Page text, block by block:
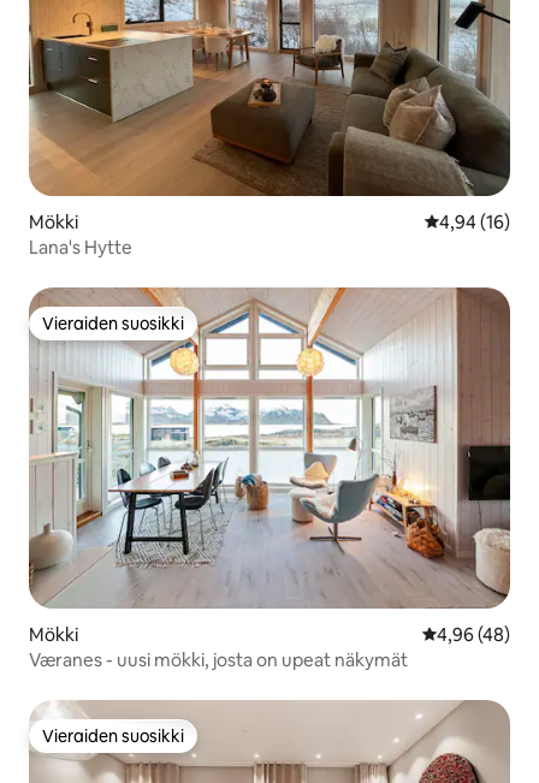
Mökki
4,94 (16)
Lana's Hytte
Vieraiden suosikki
Vieraiden suosikki
Mökki
4,96 (48)
Væranes - uusi mökki, josta on upeat näkymät
Vieraiden suosikki
Vieraiden suosikki